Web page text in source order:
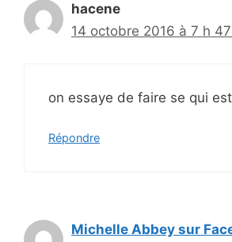
hacene
14 octobre 2016 à 7 h
on essaye de faire se qui
Répondre
Michelle Abbey sur